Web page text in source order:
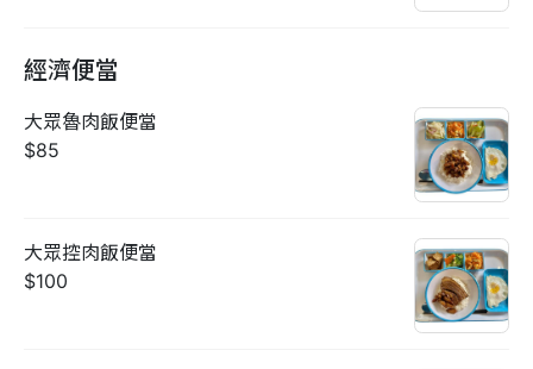
經濟便當
大眾魯肉飯便當
$85
大眾控肉飯便當
$100